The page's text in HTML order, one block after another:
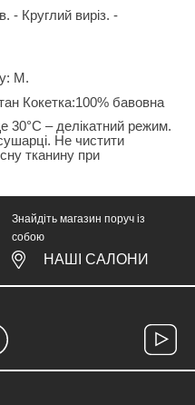
- Круглий виріз. -
М.
Кокетка:100% бавовна
30°C – делікатний режим.
Не чистити
тканину при
Знайдіть магазин поруч із
собою
НАШІ САЛОНИ